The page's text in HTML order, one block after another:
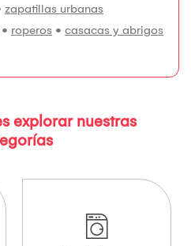
zapatillas urbanas
• roperos • casacas y abrigos
explorar nuestras